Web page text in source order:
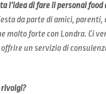
l’idea di fare il personal
da parte di amici,
molto forte con Londra. Ci
un servizio di
rivolgi?